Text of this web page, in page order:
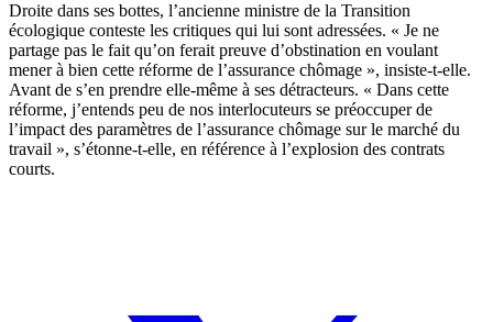
Droite dans ses bottes, l’ancienne ministre de la Transition
écologique conteste les critiques qui lui sont adressées. « Je ne
partage pas le fait qu’on ferait preuve d’obstination en voulant
mener à bien cette réforme de l’assurance chômage », insiste-t-elle.
Avant de s’en prendre elle-même à ses détracteurs. « Dans cette
réforme, j’entends peu de nos interlocuteurs se préoccuper de
l’impact des paramètres de l’assurance chômage sur le marché du
travail », s’étonne-t-elle, en référence à l’explosion des contrats
courts.